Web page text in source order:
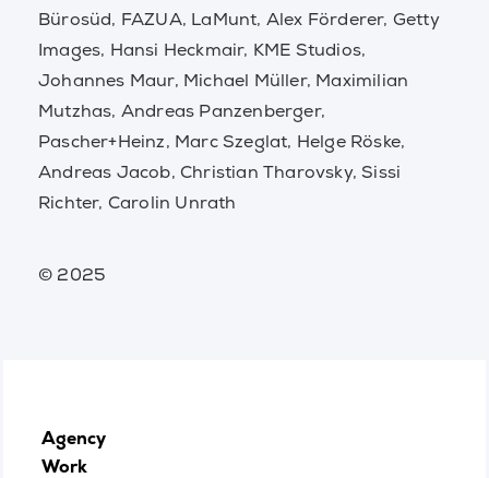
Bürosüd, FAZUA, LaMunt, Alex Förderer, Getty
Images, Hansi Heckmair, KME Studios,
Johannes Maur, Michael Müller, Maximilian
Mutzhas, Andreas Panzenberger,
Pascher+Heinz, Marc Szeglat, Helge Röske,
Andreas Jacob, Christian Tharovsky, Sissi
Richter, Carolin Unrath
© 2025
Agency
Work